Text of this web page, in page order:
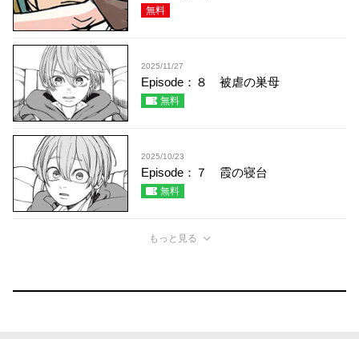
無料
2025/11/27
Episode：８ 被虐の巣母
無料
2025/10/23
Episode：７ 霞の寝台
無料
もっと見る